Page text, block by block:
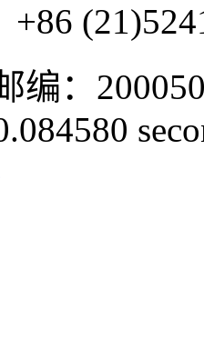
+86
编：